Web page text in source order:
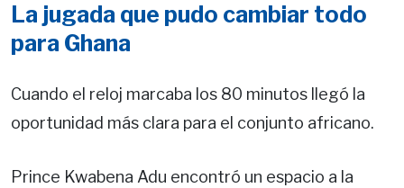
La jugada que pudo cambiar todo
para Ghana
Cuando el reloj marcaba los 80 minutos llegó la
oportunidad más clara para el conjunto africano.
Prince Kwabena Adu encontró un espacio a la